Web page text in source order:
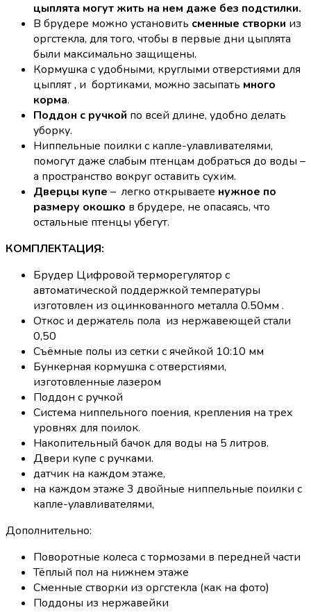
цыплята могут жить на нем даже без подстилки.
В брудере можно установить сменные створки из
оргстекла, для того, чтобы в первые дни цыплята
были максимально защищены.
Кормушка с удобными, круглыми отверстиями для
цыплят , и бортиками, можно засыпать много
корма.
Поддон с ручкой по всей длине, удобно делать
уборку.
Ниппельные поилки с капле-улавливателями,
помогут даже слабым птенцам добраться до воды –
а пространство вокруг оставить сухим.
Дверцы купе – легко открываете нужное по
размеру окошко в брудере, не опасаясь, что
остальные птенцы убегут.
КОМПЛЕКТАЦИЯ:
Брудер Цифровой терморегулятор с
автоматической поддержкой температуры
изготовлен из оцинкованного металла 0.50мм .
Откос и держатель пола из нержавеющей стали
0,50
Съёмные полы из сетки с ячейкой 10:10 мм
Бункерная кормушка с отверстиями,
изготовленные лазером
Поддон с ручкой
Система ниппельного поения, крепления на трех
уровнях для поилок.
Накопительный бачок для воды на 5 литров.
Двери купе с ручками.
датчик на каждом этаже,
на каждом этаже 3 двойные ниппельные поилки с
капле-улавливателями,
Дополнительно:
Поворотные колеса с тормозами в передней части
Тёплый пол на нижнем этаже
Сменные створки из оргстекла (как на фото)
Поддоны из нержавейки